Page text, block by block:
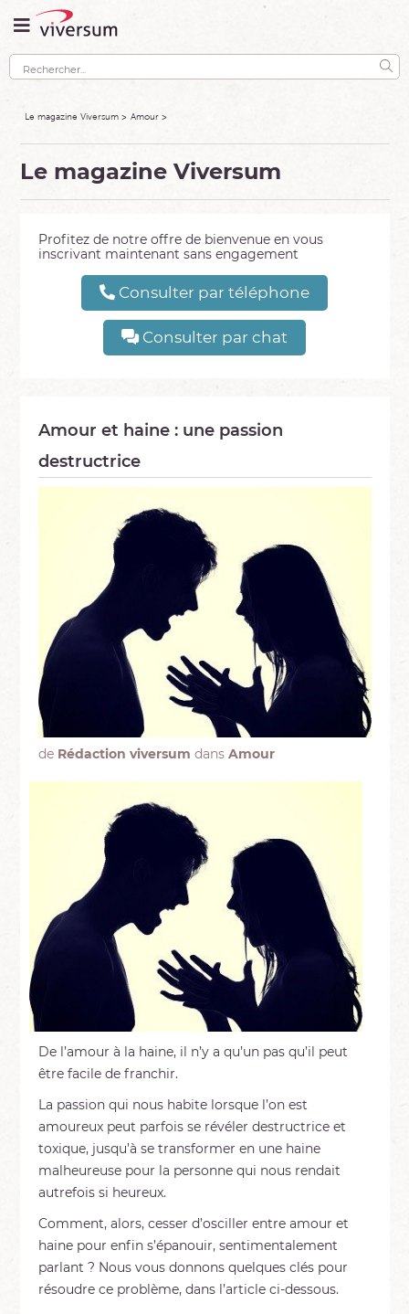
Le magazine Viversum Amour
Le magazine Viversum
Profitez de notre offre de bienvenue en vous
inscrivant maintenant sans engagement
Consulter par téléphone
Consulter par chat
Amour et haine : une passion
destructrice
de Rédaction viversum dans Amour
De l’amour à la haine, il n’y a qu’un pas qu’il peut
être facile de franchir.
La passion qui nous habite lorsque l’on est
amoureux peut parfois se révéler destructrice et
toxique, jusqu’à se transformer en une haine
malheureuse pour la personne qui nous rendait
autrefois si heureux.
Comment, alors, cesser d’osciller entre amour et
haine pour enfin s’épanouir, sentimentalement
parlant ? Nous vous donnons quelques clés pour
résoudre ce problème, dans l’article ci-dessous.